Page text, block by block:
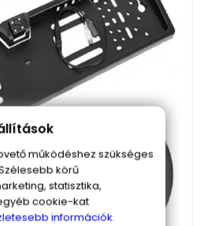
működéshez szükséges
körű
statisztika,
cookie-kat
információk.